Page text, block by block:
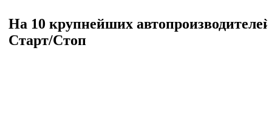
На 10 крупнейших
Старт/Стоп